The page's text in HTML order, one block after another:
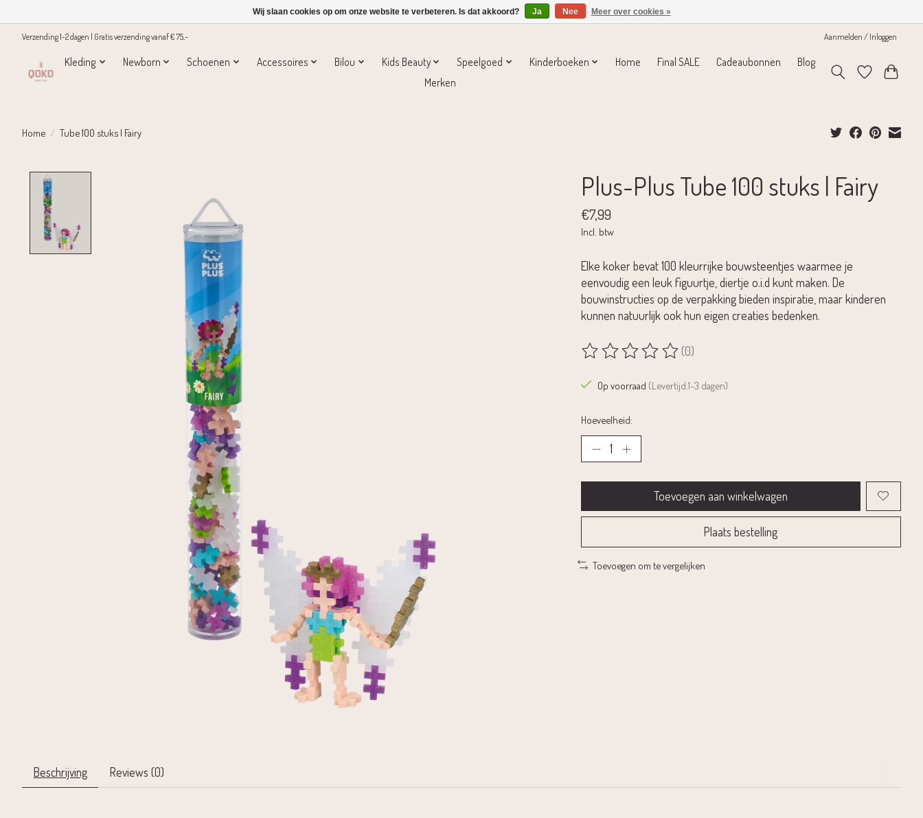
Verzending 1-2 dagen | Gratis verzending vanaf € 75,- Aanmelden / Inloggen
Kleding Newborn Schoenen Accessoires Bilou Kids Beauty Speelgoed Kinderboeken Home Final SALE Cadeaubonnen
Blog
Merken
Home / Tube 100 stuks | Fairy
Plus-Plus Tube 100 stuks | Fairy
€7,99
Incl. btw
Elke koker bevat 100 kleurrijke bouwsteentjes waarmee je
eenvoudig een leuk figuurtje, diertje o.i.d kunt maken. De
bouwinstructies op de verpakking bieden inspiratie, maar kinderen
kunnen natuurlijk ook hun eigen creaties bedenken.
De beoordeling van dit product is
(0)
Op voorraad (Levertijd:1-3 dagen)
Hoeveelheid:
Toevoegen aan winkelwagen
Plaats bestelling
Toevoegen om te vergelijken
Beschrijving Reviews (0)
Wij slaan cookies op om onze website te verbeteren. Is dat akkoord? Ja Nee Meer over cookies »